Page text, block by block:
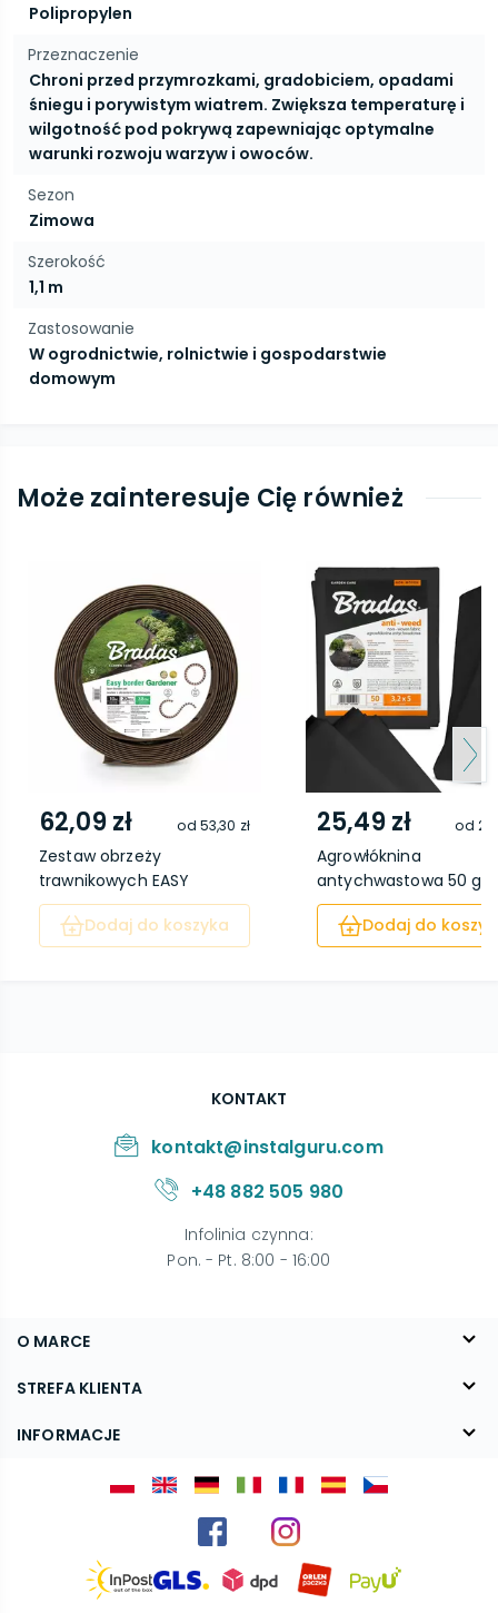
Polipropylen
Przeznaczenie
Chroni przed przymrozkami, gradobiciem, opadami
śniegu i porywistym wiatrem. Zwiększa temperaturę i
wilgotność pod pokrywą zapewniając optymalne
warunki rozwoju warzyw i owoców.
Sezon
Zimowa
Szerokość
1,1 m
Zastosowanie
W ogrodnictwie, rolnictwie i gospodarstwie
domowym
Może zainteresuje Cię również
62,09 zł od 53,30 zł
Zestaw obrzeży
trawnikowych EASY
BORDER ...
Dodaj do koszyka
25,49 zł od
Agrowłóknina
antychwastowa 50 g/
3,2 x...
Dodaj do
O MARCE
O nas
Blog
STREFA KLIENTA
FAQ
INFORMACJE
KONTAKT
kontakt@instalguru.com
+48 882 505 980
Infolinia czynna:
Pon. - Pt. 8:00 - 16:00